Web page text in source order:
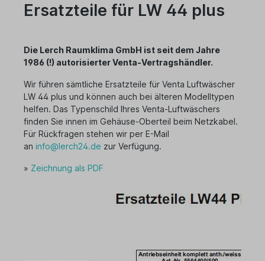
Ersatzteile für LW 44 plus
Die Lerch Raumklima GmbH ist seit dem Jahre
1986 (!) autorisierter Venta-Vertragshändler.
Wir führen sämtliche Ersatzteile für Venta Luftwäscher
LW 44 plus und können auch bei älteren Modelltypen
helfen. Das Typenschild Ihres Venta-Luftwäschers
finden Sie innen im Gehäuse-Oberteil beim Netzkabel.
Für Rückfragen stehen wir per E-Mail
an info@lerch24.de zur Verfügung.
» Zeichnung als PDF